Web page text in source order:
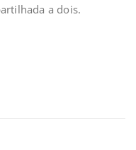
a dois.